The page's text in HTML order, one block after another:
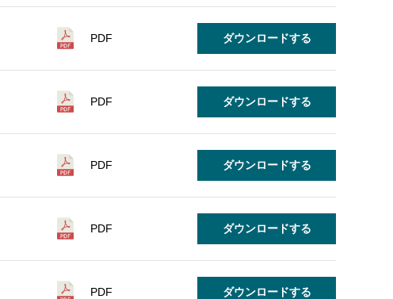
PDF ダウンロードする
PDF ダウンロードする
PDF ダウンロードする
PDF ダウンロードする
PDF ダウンロードする